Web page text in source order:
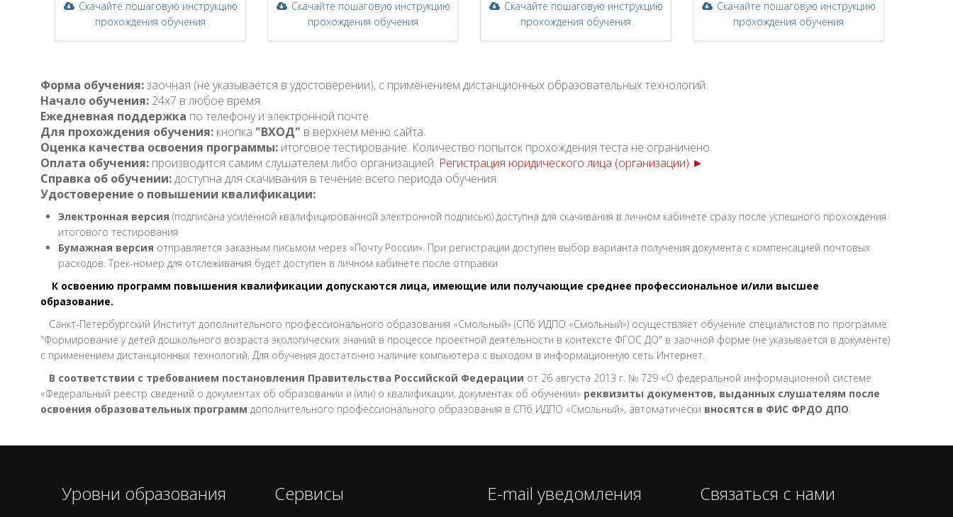
Скачайте пошаговую инструкцию
прохождения обучения
Скачайте пошаговую инструкцию
прохождения обучения
Скачайте пошаговую инструкцию
прохождения обучения
Скачайте пошаговую инструкцию
прохождения обучения
Форма обучения:заочная (не указывается в удостоверении), с применением дистанционных образовательных технологий.
Начало обучения: 24x7 в любое время.
Ежедневная поддержка по телефону и электронной почте.
Для прохождения обучения: кнопка "ВХОД" в верхнем меню сайта.
Оценка качества освоения программы: итоговое тестирование. Количество попыток прохождения теста не ограничено.
Оплата обучения: производится самим слушателем либо организацией. Регистрация юридического лица (организации) ►
Справка об обучении:доступна для скачивания в течение всего периода обучения.
Удостоверение о повышении квалификации:
Электронная версия (подписана усиленной квалифицированной электронной подписью) доступна для скачивания в личном кабинете сразу после успешного прохождения
итогового тестирования
Бумажная версия отправляется заказным письмом через «Почту России». При регистрации доступен выбор варианта получения документа с компенсацией почтовых
расходов. Трек-номер для отслеживания будет доступен в личном кабинете после отправки
К освоению программ повышения квалификации допускаются лица, имеющие или получающие среднее профессиональное и/или высшее
образование.
Санкт-Петербургский Институт дополнительного профессионального образования «Смольный» (СПб ИДПО «Смольный») осуществляет обучение специалистов по программе
"Формирование у детей дошкольного возраста экологических знаний в процессе проектной деятельности в контексте ФГОС ДО" в заочной форме (не указывается в документе)
с применением дистанционных технологий. Для обучения достаточно наличие компьютера с выходом в информационную сеть Интернет.
В соответствии с требованием постановления Правительства Российской Федерации от 26 августа 2013 г. № 729 «О федеральной информационной системе
«Федеральный реестр сведений о документах об образовании и (или) о квалификации, документах об обучении» реквизиты документов, выданных слушателям после
освоения образовательных программ дополнительного профессионального образования в СПб ИДПО «Смольный», автоматически вносятся в ФИС ФРДО ДПО.
Уровни образования Сервисы E-mail уведомления Связаться с нами